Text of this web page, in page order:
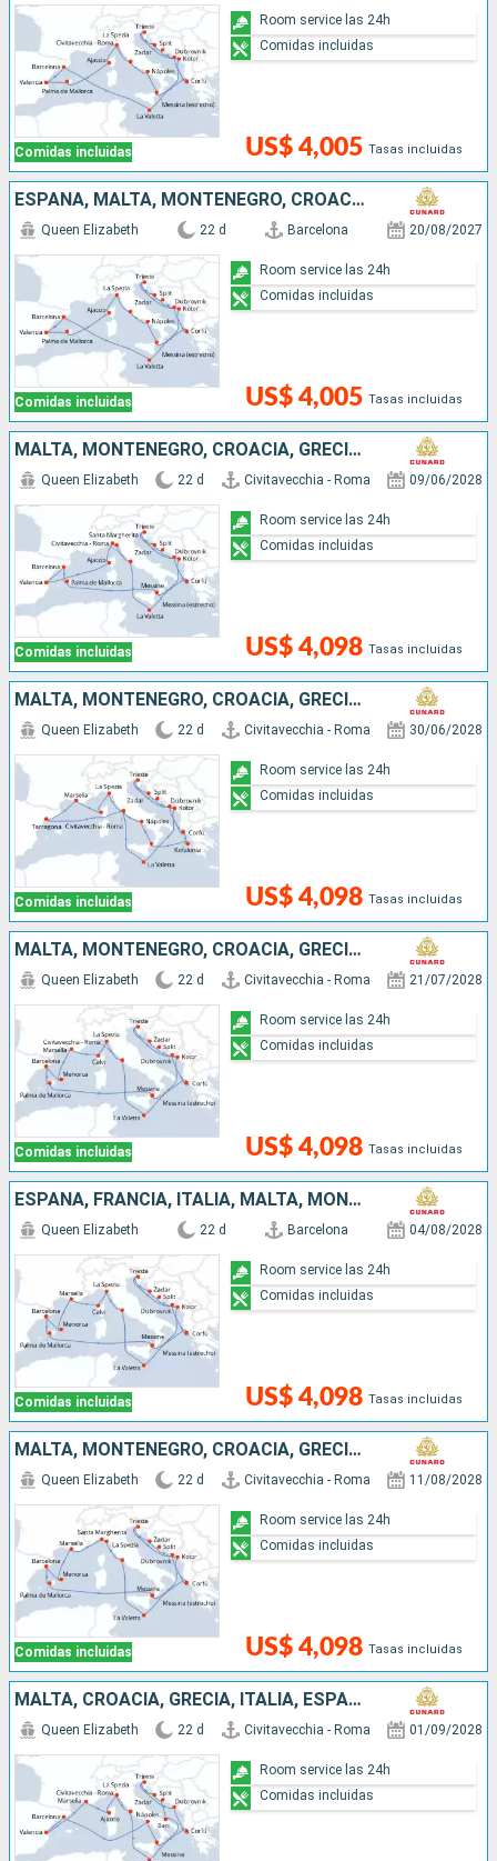
Comidas incluidas US$ 4,005 Tasas incluidas
Room service las 24h
Comidas incluidas
ESPAÑA, MALTA, MONTENEGRO, CROACIA, GRECIA, ITALIA, FRANCIA
Comidas incluidas
Queen Elizabeth 22 d Barcelona 20/08/2027
US$ 4,005 Tasas incluidas
Room service las 24h
Comidas incluidas
MALTA, MONTENEGRO, CROACIA, GRECIA, ITALIA, ESPAÑA, FRANCIA
Comidas incluidas
Queen Elizabeth 22 d Civitavecchia - Roma 09/06/2028
US$ 4,098 Tasas incluidas
Room service las 24h
Comidas incluidas
MALTA, MONTENEGRO, CROACIA, GRECIA, ITALIA, ESPAÑA, FRANCIA
Comidas incluidas
Queen Elizabeth 22 d Civitavecchia - Roma 30/06/2028
US$ 4,098 Tasas incluidas
Room service las 24h
Comidas incluidas
MALTA, MONTENEGRO, CROACIA, GRECIA, ESPAÑA, FRANCIA, ITALIA
Comidas incluidas
Queen Elizabeth 22 d Civitavecchia - Roma 21/07/2028
US$ 4,098 Tasas incluidas
Room service las 24h
Comidas incluidas
ESPAÑA, FRANCIA, ITALIA, MALTA, MONTENEGRO, CROACIA, GRECIA
Comidas incluidas
Queen Elizabeth 22 d Barcelona 04/08/2028
US$ 4,098 Tasas incluidas
Room service las 24h
Comidas incluidas
MALTA, MONTENEGRO, CROACIA, GRECIA, ESPAÑA, FRANCIA, ITALIA
Comidas incluidas
Queen Elizabeth 22 d Civitavecchia - Roma 11/08/2028
US$ 4,098 Tasas incluidas
Room service las 24h
Comidas incluidas
MALTA, CROACIA, GRECIA, ITALIA, ESPAÑA, FRANCIA
Queen Elizabeth 22 d Civitavecchia - Roma 01/09/2028
Room service las 24h
Comidas incluidas